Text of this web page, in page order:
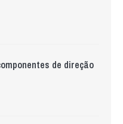
de direção